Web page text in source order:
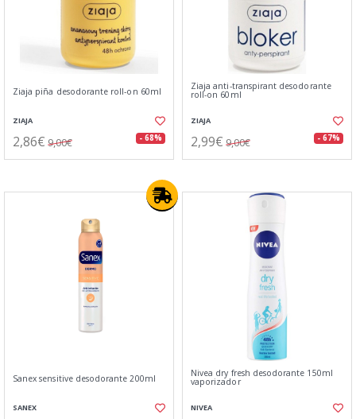
Ziaja piña desodorante roll-on 60ml
ZIAJA
2,86€ 9,00€ - 68%
Ziaja anti-transpirant desodorante
roll-on 60ml
ZIAJA
2,99€ 9,00€ - 67%
Sanex sensitive desodorante 200ml
SANEX
Nivea dry fresh desodorante 150ml
vaporizador
NIVEA